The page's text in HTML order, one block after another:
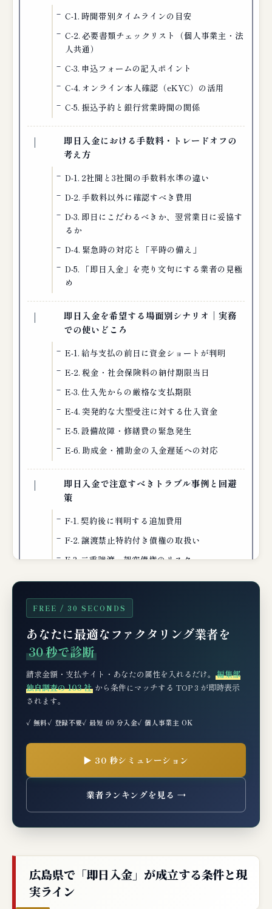
C-1. 時間帯別タイムラインの目安
C-2. 必要書類チェックリスト（個人事業主・法
人共通）
C-3. 申込フォームの記入ポイント
C-4. オンライン本人確認（eKYC）の活用
C-5. 振込予約と銀行営業時間の関係
即日入金における手数料・トレードオフの
考え方
D-1. 2社間と3社間の手数料水準の違い
D-2. 手数料以外に確認すべき費用
D-3. 即日にこだわるべきか、翌営業日に妥協す
るか
D-4. 緊急時の対応と「平時の備え」
D-5. 「即日入金」を売り文句にする業者の見極
め
即日入金を希望する場面別シナリオ｜実務
での使いどころ
E-1. 給与支払の前日に資金ショートが判明
E-2. 税金・社会保険料の納付期限当日
E-3. 仕入先からの厳格な支払期限
E-4. 突発的な大型受注に対する仕入資金
E-5. 設備故障・修繕費の緊急発生
E-6. 助成金・補助金の入金遅延への対応
即日入金で注意すべきトラブル事例と回避
策
F-1. 契約後に判明する追加費用
F-2. 譲渡禁止特約付き債権の取扱い
F-3. 二重譲渡・架空債権のリスク
F-4. 「給与ファクタリング」を装った貸金業類
F-5. 即日対応を盾にした高手数料の押し付け
短期資金調達手段との比較｜ファクタリン
グ以外の選択肢
G-1. 銀行のビジネスローン・当座貸越
G-3. 売掛金担保融資（ABL）
G-4. クレジットカード決済の活用
G-5. 取引先との支払サイト交渉
G-6. 各手段の比較表
広島県の業種別 即日入金活用イメージ
H-2. 運送業（広島市・福山市・呉市）
H-3. 製造業・部品加工（福山市・東広島市）
H-4. 卸売・小売業（広島市・福山市）
FREE / 30 SECONDS
あなたに最適なファクタリング業者を
30 秒で診断
請求金額・支払サイト・あなたの属性を入れるだけ。 編集部
独自調査の 103 社 から条件にマッチする TOP 3 が即時表示
されます。
✓ 無料✓ 登録不要✓ 最短 60 分入金✓ 個人事業主 OK
▶ 30 秒シミュレーション
業者ランキングを見る →
広島県で「即日入金」が成立する条件と現
実ライン